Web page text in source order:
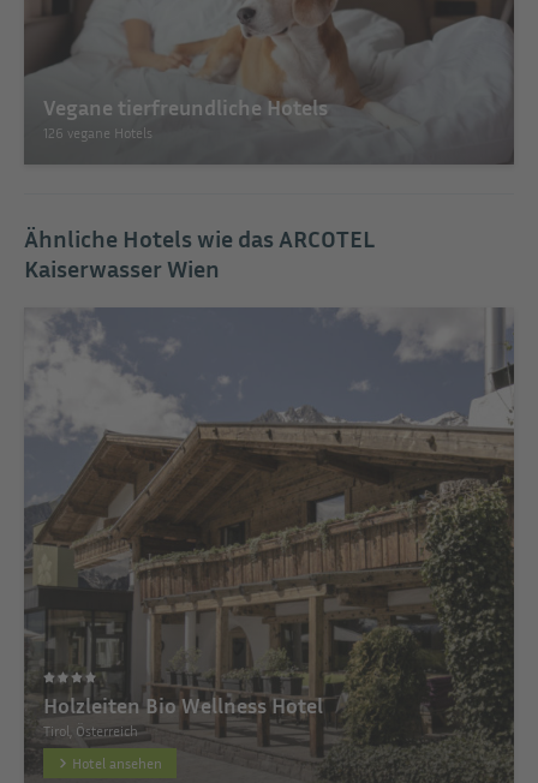
Vegane tierfreundliche Hotels
126 vegane Hotels
Ähnliche Hotels wie das ARCOTEL
Kaiserwasser Wien
Holzleiten Bio Wellness Hotel
Tirol, Österreich
Hotel ansehen